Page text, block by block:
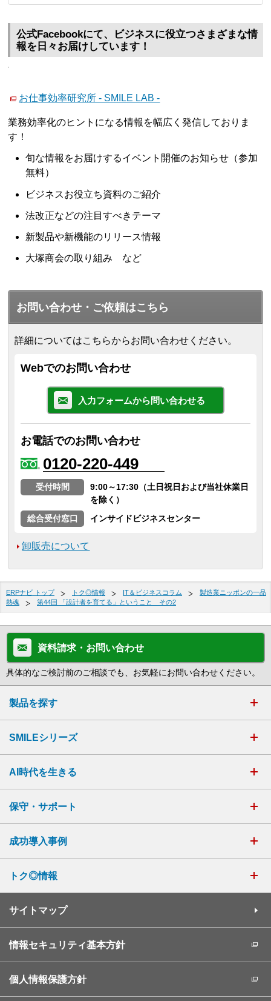
公式Facebookにて、ビジネスに役立つさまざまな情
報を日々お届けしています！
お仕事効率研究所 - SMILE LAB -
業務効率化のヒントになる情報を幅広く発信しておりま
す！
旬な情報をお届けするイベント開催のお知らせ（参加
無料）
ビジネスお役立ち資料のご紹介
法改正などの注目すべきテーマ
新製品や新機能のリリース情報
大塚商会の取り組み など
お問い合わせ・ご依頼はこちら
詳細についてはこちらからお問い合わせください。
Webでのお問い合わせ
入力フォームから問い合わせる
お電話でのお問い合わせ
0120-220-449
受付時間
9:00～17:30（土日祝日および当社休業日
を除く）
総合受付窓口
インサイドビジネスセンター
卸販売について
ERPナビ トップ トク◎情報 IT＆ビジネスコラム
製造業ニッポンの一品
熱魂
第44回 「設計者を育てる」ということ その2
資料請求・お問い合わせ
具体的なご検討前のご相談でも、お気軽にお問い合わせください。
製品を探す
SMILEシリーズ
AI時代を生きる
保守・サポート
成功導入事例
トク◎情報
サイトマップ
情報セキュリティ基本方針
個人情報保護方針